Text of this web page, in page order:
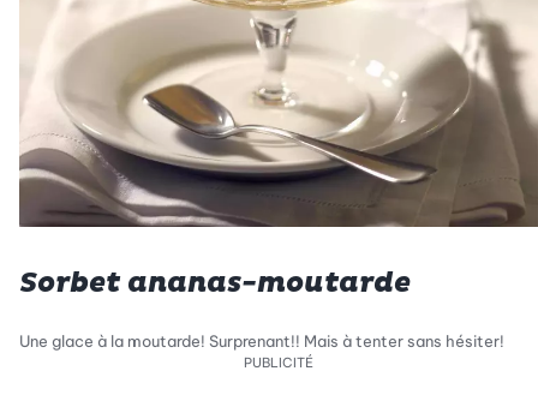
Sorbet ananas-moutarde
Une glace à la moutarde! Surprenant!! Mais à tenter sans hésiter!
PUBLICITÉ